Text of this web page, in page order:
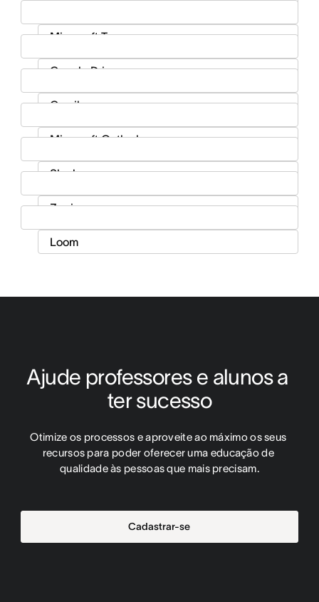
Ajude professores e alunos a
ter sucesso
Otimize os processos e aproveite ao máximo os seus
recursos para poder oferecer uma educação de
qualidade às pessoas que mais precisam.
Cadastrar-se